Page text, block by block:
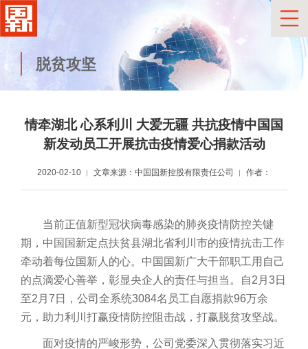
脱贫攻坚
情牵湖北 心系利川 大爱无疆 共抗疫情中国国
新发动员工开展抗击疫情爱心捐款活动
2020-02-10 文章来源：中国国新控股有限责任公司 作者：
当前正值新型冠状病毒感染的肺炎疫情防控关键
期，中国国新定点扶贫县湖北省利川市的疫情抗击工作
牵动着每位国新人的心。中国国新广大干部职工用自己
的点滴爱心善举，彰显央企人的责任与担当。自2月3日
至2月7日，公司全系统3084名员工自愿捐款96万余
元，助力利川打赢疫情防控阻击战，打赢脱贫攻坚战。
面对疫情的严峻形势，公司党委深入贯彻落实习近